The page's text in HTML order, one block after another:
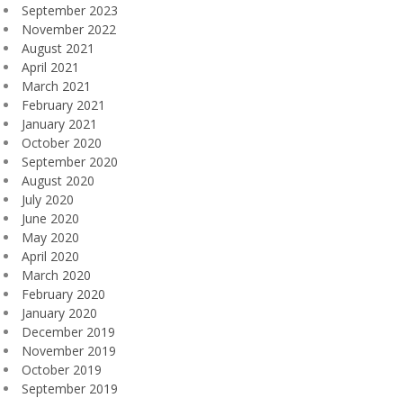
September 2023
November 2022
August 2021
April 2021
March 2021
February 2021
January 2021
October 2020
September 2020
August 2020
July 2020
June 2020
May 2020
April 2020
March 2020
February 2020
January 2020
December 2019
November 2019
October 2019
September 2019